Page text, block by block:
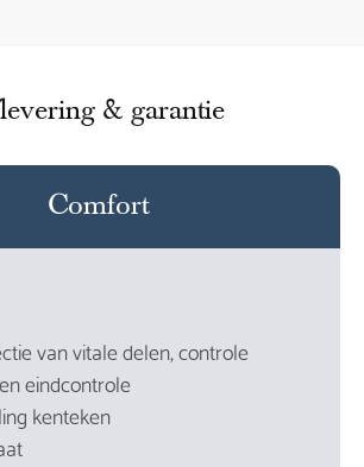
& garantie
Comfort
van vitale delen, controle
eindcontrole
kenteken